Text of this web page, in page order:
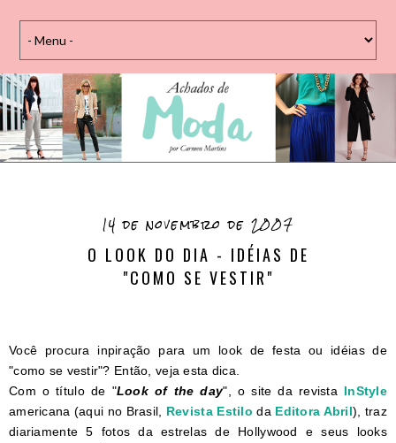
14 de novembro de 2007
O LOOK DO DIA - IDÉIAS DE
"COMO SE VESTIR"
Você procura inpiração para um look de festa ou idéias de
"como se vestir"? Então, veja esta dica.
Com o título de "Look of the day", o site da revista InStyle
americana (aqui no Brasil, Revista Estilo da Editora Abril), traz
diariamente 5 fotos da estrelas de Hollywood e seus looks